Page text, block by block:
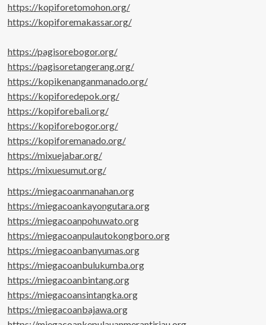
https://kopiforetomohon.org/
https://kopiforemakassar.org/
https://pagisorebogor.org/
https://pagisoretangerang.org/
https://kopikenanganmanado.org/
https://kopiforedepok.org/
https://kopiforebali.org/
https://kopiforebogor.org/
https://kopiforemanado.org/
https://mixuejabar.org/
https://mixuesumut.org/
https://miegacoanmanahan.org
https://miegacoankayongutara.org
https://miegacoanpohuwato.org
https://miegacoanpulautokongboro.org
https://miegacoanbanyumas.org
https://miegacoanbulukumba.org
https://miegacoanbintang.org
https://miegacoansintangka.org
https://miegacoanbajawa.org